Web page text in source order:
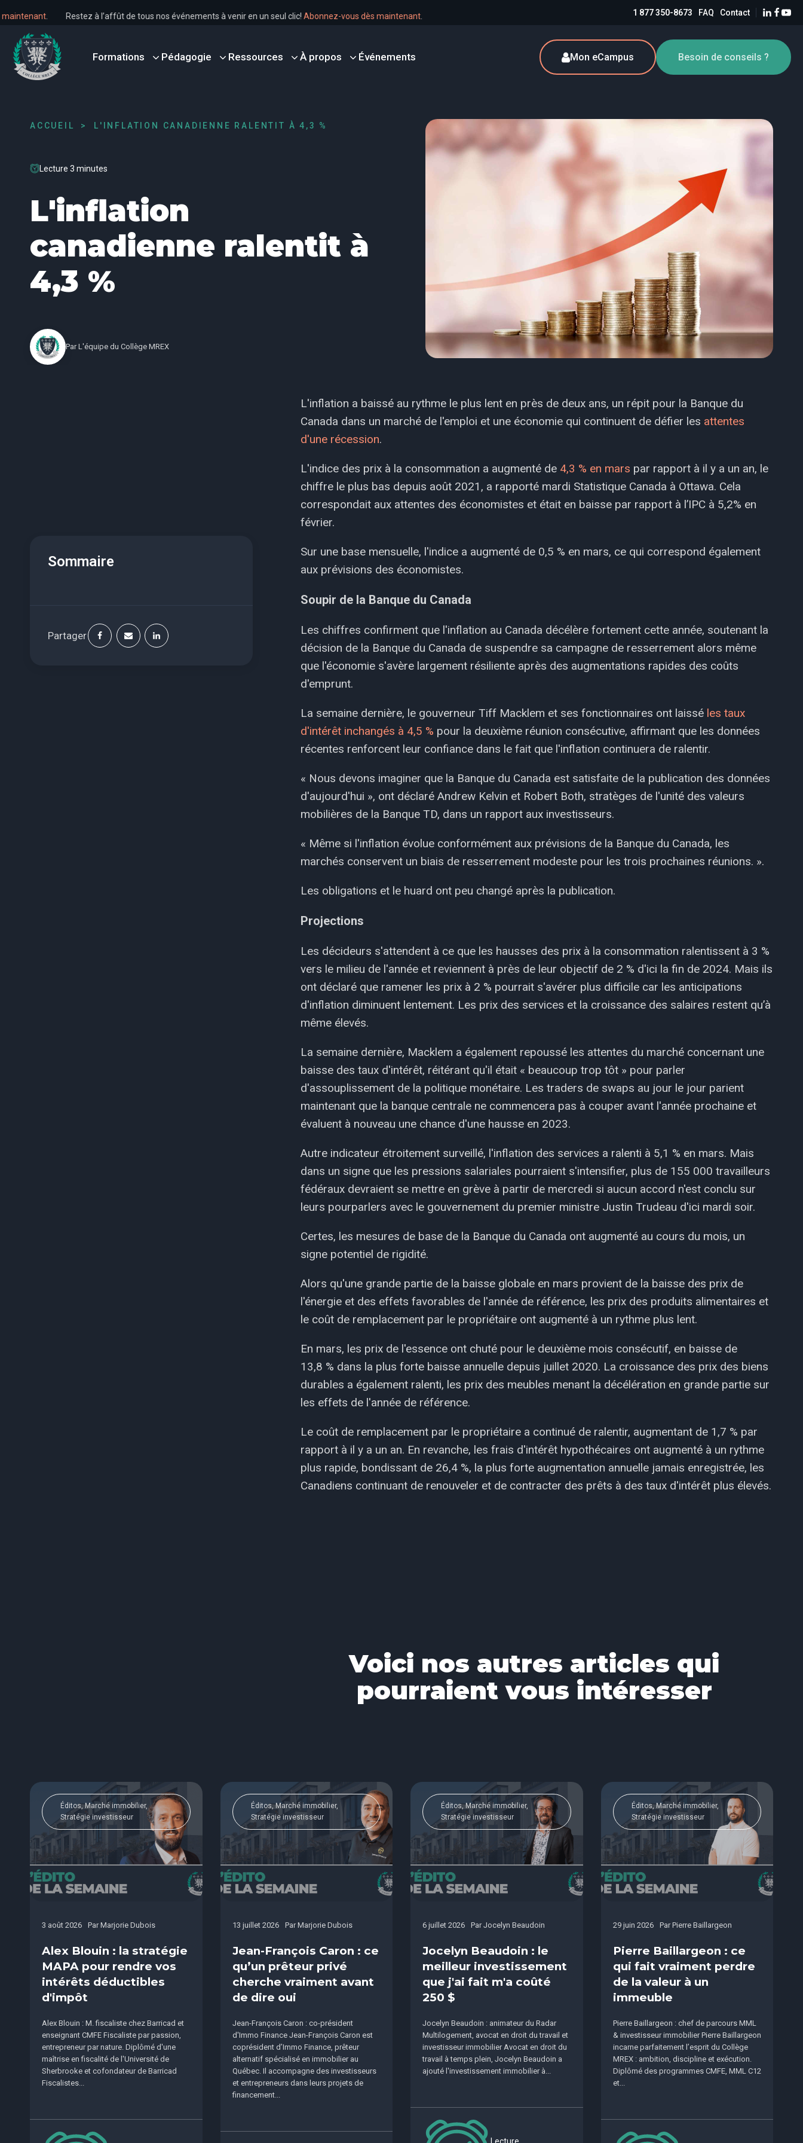
dès maintenant . Restez à l’affût de tous nos événements à venir en un seul clic!Abonnez-vous dès maintenant 1 877 350-8673 FAQ Contact
Formations Pédagogie Ressources À propos Événements Mon eCampus Besoin de conseils ?
ACCUEIL L'INFLATION CANADIENNE RALENTIT À 4,3 %
Lecture 3 minutes
L'inflation
canadienne ralentit à
4,3 %
Par L'équipe du Collège MREX
Sommaire
Partager
L'inflation a baissé au rythme le plus lent en près de deux ans, un répit pour la Banque du
Canada dans un marché de l'emploi et une économie qui continuent de défier les attentes
d'une récession.
L'indice des prix à la consommation a augmenté de 4,3 % en mars par rapport à il y a un an, le
chiffre le plus bas depuis août 2021, a rapporté mardi Statistique Canada à Ottawa. Cela
correspondait aux attentes des économistes et était en baisse par rapport à l’IPC à 5,2% en
février.
Sur une base mensuelle, l'indice a augmenté de 0,5 % en mars, ce qui correspond également
aux prévisions des économistes.
Soupir de la Banque du Canada
Les chiffres confirment que l'inflation au Canada décélère fortement cette année, soutenant la
décision de la Banque du Canada de suspendre sa campagne de resserrement alors même
que l'économie s'avère largement résiliente après des augmentations rapides des coûts
d'emprunt.
La semaine dernière, le gouverneur Tiff Macklem et ses fonctionnaires ont laissé les taux
d'intérêt inchangés à 4,5 % pour la deuxième réunion consécutive, affirmant que les données
récentes renforcent leur confiance dans le fait que l'inflation continuera de ralentir.
« Nous devons imaginer que la Banque du Canada est satisfaite de la publication des données
d'aujourd'hui », ont déclaré Andrew Kelvin et Robert Both, stratèges de l'unité des valeurs
mobilières de la Banque TD, dans un rapport aux investisseurs.
« Même si l'inflation évolue conformément aux prévisions de la Banque du Canada, les
marchés conservent un biais de resserrement modeste pour les trois prochaines réunions. ».
Les obligations et le huard ont peu changé après la publication.
Projections
Les décideurs s'attendent à ce que les hausses des prix à la consommation ralentissent à 3 %
vers le milieu de l'année et reviennent à près de leur objectif de 2 % d'ici la fin de 2024. Mais ils
ont déclaré que ramener les prix à 2 % pourrait s'avérer plus difficile car les anticipations
d'inflation diminuent lentement. Les prix des services et la croissance des salaires restent qu’à
même élevés.
La semaine dernière, Macklem a également repoussé les attentes du marché concernant une
baisse des taux d'intérêt, réitérant qu'il était « beaucoup trop tôt » pour parler
d'assouplissement de la politique monétaire. Les traders de swaps au jour le jour parient
maintenant que la banque centrale ne commencera pas à couper avant l'année prochaine et
évaluent à nouveau une chance d'une hausse en 2023.
Autre indicateur étroitement surveillé, l'inflation des services a ralenti à 5,1 % en mars. Mais
dans un signe que les pressions salariales pourraient s'intensifier, plus de 155 000 travailleurs
fédéraux devraient se mettre en grève à partir de mercredi si aucun accord n'est conclu sur
leurs pourparlers avec le gouvernement du premier ministre Justin Trudeau d'ici mardi soir.
Certes, les mesures de base de la Banque du Canada ont augmenté au cours du mois, un
signe potentiel de rigidité.
Alors qu'une grande partie de la baisse globale en mars provient de la baisse des prix de
l'énergie et des effets favorables de l'année de référence, les prix des produits alimentaires et
le coût de remplacement par le propriétaire ont augmenté à un rythme plus lent.
En mars, les prix de l'essence ont chuté pour le deuxième mois consécutif, en baisse de
13,8 % dans la plus forte baisse annuelle depuis juillet 2020. La croissance des prix des biens
durables a également ralenti, les prix des meubles menant la décélération en grande partie sur
les effets de l'année de référence.
Le coût de remplacement par le propriétaire a continué de ralentir, augmentant de 1,7 % par
rapport à il y a un an. En revanche, les frais d'intérêt hypothécaires ont augmenté à un rythme
plus rapide, bondissant de 26,4 %, la plus forte augmentation annuelle jamais enregistrée, les
Canadiens continuant de renouveler et de contracter des prêts à des taux d'intérêt plus élevés.
Voici nos autres articles qui
pourraient vous intéresser
Éditos, Marché immobilier,
Stratégie investisseur
3 août 2026 Par Marjorie Dubois
Alex Blouin : la stratégie
MAPA pour rendre vos
intérêts déductibles
d'impôt
Alex Blouin : M. fiscaliste chez Barricad et
enseignant CMFE Fiscaliste par passion,
entrepreneur par nature. Diplômé d'une
maîtrise en fiscalité de l'Université de
Sherbrooke et cofondateur de Barricad
Fiscalistes...
Éditos, Marché immobilier,
Stratégie investisseur
13 juillet 2026 Par Marjorie Dubois
Jean-François Caron : ce
qu’un prêteur privé
cherche vraiment avant
de dire oui
Jean-François Caron : co-président
d'Immo Finance Jean-François Caron est
coprésident d’Immo Finance, prêteur
alternatif spécialisé en immobilier au
Québec. Il accompagne des investisseurs
et entrepreneurs dans leurs projets de
financement...
Éditos, Marché immobilier,
Stratégie investisseur
6 juillet 2026 Par Jocelyn Beaudoin
Jocelyn Beaudoin : le
meilleur investissement
que j'ai fait m'a coûté
250 $
Jocelyn Beaudoin : animateur du Radar
Multilogement, avocat en droit du travail et
investisseur immobilier Avocat en droit du
travail à temps plein, Jocelyn Beaudoin a
ajouté l'investissement immobilier à...
Éditos, Marché immobilier,
Stratégie investisseur
29 juin 2026 Par Pierre Baillargeon
Pierre Baillargeon : ce
qui fait vraiment perdre
de la valeur à un
immeuble
Pierre Baillargeon : chef de parcours MML
& investisseur immobilier Pierre Baillargeon
incarne parfaitement l’esprit du Collège
MREX : ambition, discipline et exécution.
Diplômé des programmes CMFE, MML C12
et...